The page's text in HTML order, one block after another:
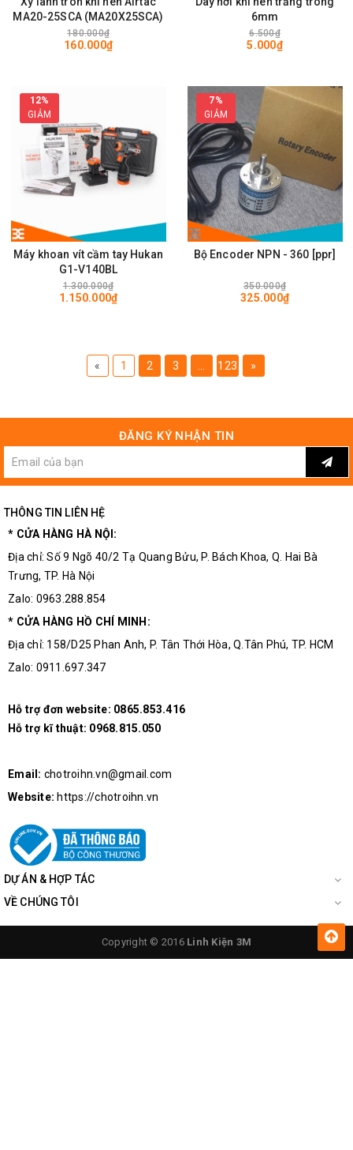
MA20-25SCA (MA20X25SCA)
180.000₫
160.000₫
6mm
6.500₫
5.000₫
12%
GIẢM
Máy khoan vít cầm tay Hukan
G1-V140BL
1.300.000₫
1.150.000₫
7%
GIẢM
Bộ Encoder NPN - 360 [ppr]
350.000₫
325.000₫
« 1 2 3 123 »
ĐĂNG KÝ NHẬN TIN
THÔNG TIN LIÊN HỆ
* CỬA HÀNG HÀ NỘI:
Địa chỉ: Số 9 Ngõ 40/2 Tạ Quang Bửu, P. Bách Khoa, Q. Hai Bà
Trưng, TP. Hà Nội
Zalo: 0963.288.854
* CỬA HÀNG HỒ CHÍ MINH:
Địa chỉ: 158/D25 Phan Anh, P. Tân Thới Hòa, Q.Tân Phú, TP. HCM
Zalo: 0911.697.347
Hỗ trợ đơn website: 0865.853.416
Hỗ trợ kĩ thuật: 0968.815.050
Email: chotroihn.vn@gmail.com
Website: https://chotroihn.vn
DỰ ÁN & HỢP TÁC
VỀ CHÚNG TÔI
Copyright © 2016 Linh Kiện 3M